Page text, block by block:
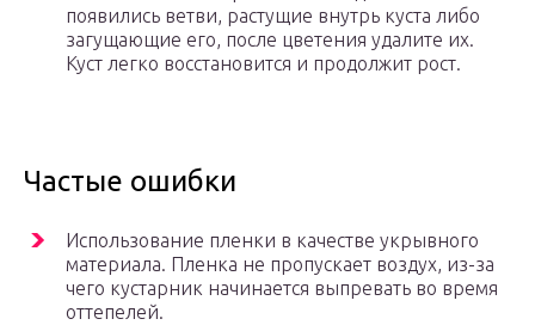
появились ветви, растущие внутрь куста либо
загущающие его, после цветения удалите их.
Куст легко восстановится и продолжит рост.
Частые ошибки
Использование пленки в качестве укрывного
материала. Пленка не пропускает воздух, из-за
чего кустарник начинается выпревать во время
оттепелей.